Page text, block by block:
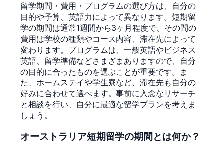
留学期間・費用・プログラムの選び方は、自分の
目的や予算、英語力によって異なります。短期留
学の期間は通常1週間から3ヶ月程度で、その間の
費用は学校の種類やコース内容、滞在先によって
変わります。プログラムは、一般英語やビジネス
英語、留学準備などさまざまありますので、自分
の目的に合ったものを選ぶことが重要です。ま
た、ホームステイや学生寮など、滞在先も自分の
好みに合わせて選べます。事前に入念なリサーチ
と相談を行い、自分に最適な留学プランを考えま
しょう。
オーストラリア短期留学の期間とは何か？